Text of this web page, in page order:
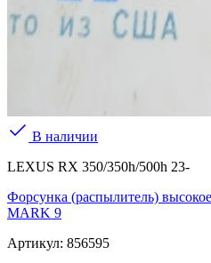
В наличии
LEXUS RX 350/350h/500h 23-
Форсунка (распылитель)
MARK 9
Артикул: 856595